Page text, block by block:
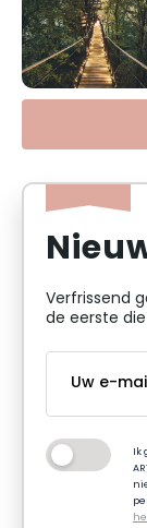
Verfrissend
de eerste
Ik